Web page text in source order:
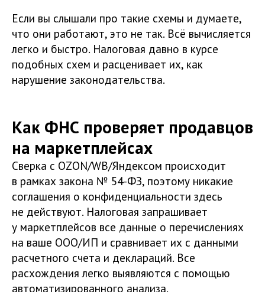
Если вы слышали про такие схемы и думаете,
что они работают, это не так. Всё вычисляется
легко и быстро. Налоговая давно в курсе
подобных схем и расценивает их, как
нарушение законодательства.
Как ФНС проверяет продавцов
на маркетплейсах
Сверка с OZON/WB/Яндексом происходит
в рамках закона № 54-ФЗ, поэтому никакие
соглашения о конфиденциальности здесь
не действуют. Налоговая запрашивает
у маркетплейсов все данные о перечислениях
на ваше ООО/ИП и сравнивает их с данными
расчетного счета и деклараций. Все
расхождения легко выявляются с помощью
автоматизированного анализа.